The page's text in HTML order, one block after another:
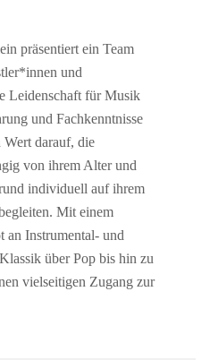
präsentiert ein Team
und
Leidenschaft für Musik
und Fachkenntnisse
Wert darauf, die
von ihrem Alter und
individuell auf ihrem
Mit einem
an Instrumental- und
über Pop bis hin zu
vielseitigen Zugang zur